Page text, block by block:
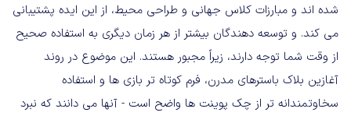
شده اند و مبارزات کلاس جهانی و طراحی محیط، از این ایده پشتیبانی
می کند. و توسعه دهندگان بیشتر از هر زمان دیگری به استفاده صحیح
از وقت شما توجه دارند، زیراً مجبور هستند. این موضوع در روند
آغازین بلاک باسترهای مدرن، فرم کوتاه تر بازی ها و استفاده
سخاوتمندانه تر از چک پوینت ها واضح است - آنها می دانند که نبرد